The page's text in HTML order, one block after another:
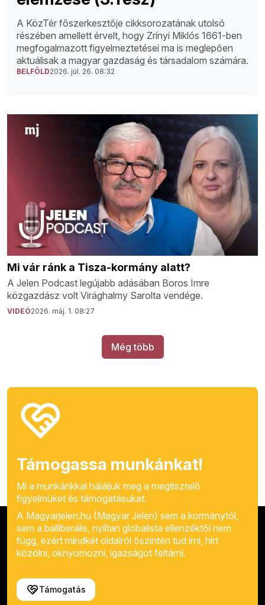
A KözTér főszerkesztője cikksorozatának utolsó
részében amellett érvelt, hogy Zrínyi Miklós 1661-ben
megfogalmazott figyelmeztetései ma is meglepően
aktuálisak a magyar gazdaság és társadalom számára.
BELFÖLD2026. júl. 26. 08:32
Mi vár ránk a Tisza-kormány alatt?
A Jelen Podcast legújabb adásában Boros Imre
közgazdász volt Virághalmy Sarolta vendége.
VIDEÓ2026. máj. 1. 08:27
Még több
Támogassa munkánkat!
Mi a munkánkkal háláljuk meg a megtisztelő
figyelmüket és támogatásukat.
A Magyarjelen.hu (Magyar Jelen) sem a kormánytól,
sem a balliberális, nyíltan globalista ellenzéktől nem
függ, ezért mindkét oldalról őszintén tud írni, hírt
közölni, oknyomozni, igazságot feltárni.
Támogatás